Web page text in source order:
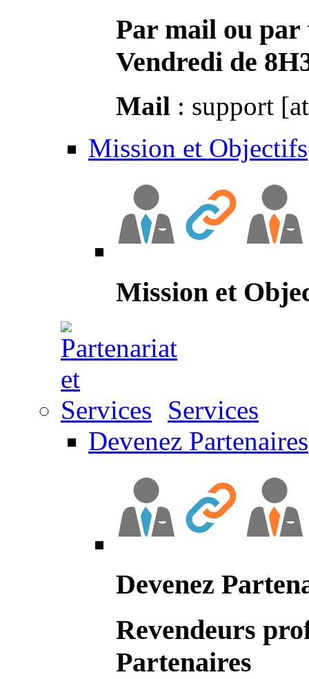
Par mail ou par
Vendredi de
Mail : support
Mission et Objectifs
Mission et
Services
Devenez Partenaires
Devenez
Revendeurs
Partenaires